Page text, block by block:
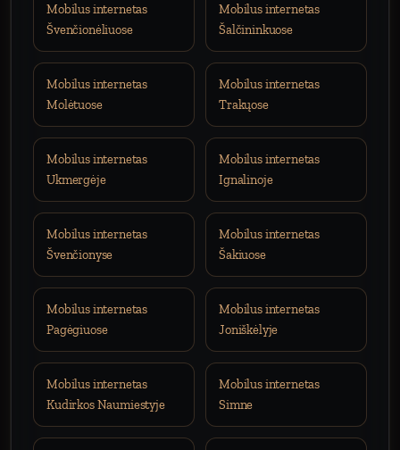
Mobilus internetas
Švenčionėliuose
Mobilus internetas
Šalčininkuose
Mobilus internetas
Molėtuose
Mobilus internetas
Trakųose
Mobilus internetas
Ukmergėje
Mobilus internetas
Ignalinoje
Mobilus internetas
Švenčionyse
Mobilus internetas
Šakiuose
Mobilus internetas
Pagėgiuose
Mobilus internetas
Joniškėlyje
Mobilus internetas
Kudirkos Naumiestyje
Mobilus internetas
Simne